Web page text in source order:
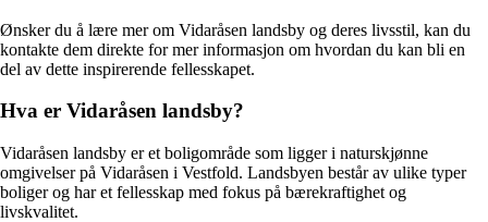
Ønsker du å lære mer om Vidaråsen landsby og deres livsstil, kan du
kontakte dem direkte for mer informasjon om hvordan du kan bli en
del av dette inspirerende fellesskapet.
Hva er Vidaråsen landsby?
Vidaråsen landsby er et boligområde som ligger i naturskjønne
omgivelser på Vidaråsen i Vestfold. Landsbyen består av ulike typer
boliger og har et fellesskap med fokus på bærekraftighet og
livskvalitet.